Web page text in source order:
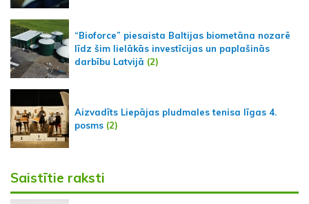
“Bioforce” piesaista Baltijas biometāna nozarē
līdz šim lielākās investīcijas un paplašinās
darbību Latvijā (2)
Aizvadīts Liepājas pludmales tenisa līgas 4.
posms (2)
Saistītie raksti